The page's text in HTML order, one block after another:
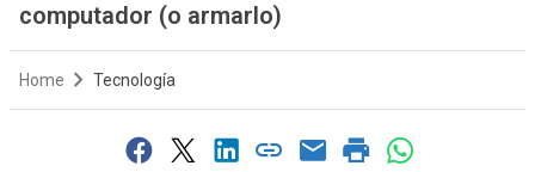
computador (o armarlo)
Home Tecnología